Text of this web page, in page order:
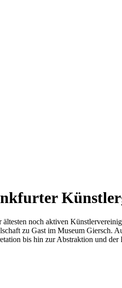
noch aktiven
zu Gast im Museum Giersch.
bis hin zur Abstraktion und